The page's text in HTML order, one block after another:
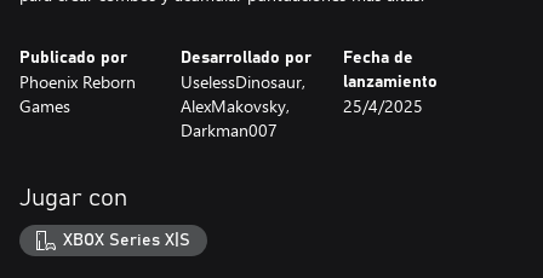
Publicado por
Phoenix Reborn
Games
Desarrollado por
UselessDinosaur,
AlexMakovsky,
Darkman007
Fecha de
lanzamiento
25/4/2025
Jugar con
XBOX Series X|S